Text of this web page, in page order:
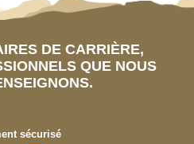
DE CARRIÈRE,
QUE NOUS
sécurisé